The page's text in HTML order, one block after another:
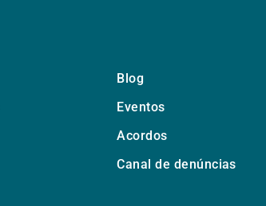
Blog
Eventos
Acordos
Canal de denúncias